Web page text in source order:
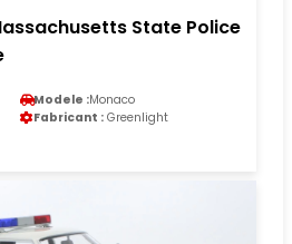
State Police
Modele :Monaco
Fabricant : Greenlight